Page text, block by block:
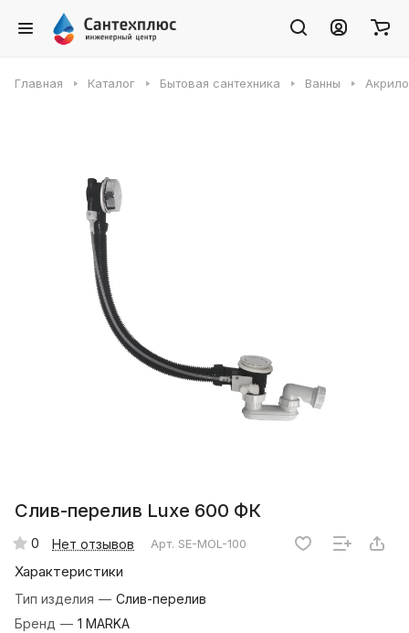
Главная Каталог Бытовая сантехника Ванны
Слив-перелив Luxe 600 ФК
0 Нет отзывов Арт. SE-MOL-100
Характеристики
Тип изделия — Слив-перелив
Бренд — 1 MARKA